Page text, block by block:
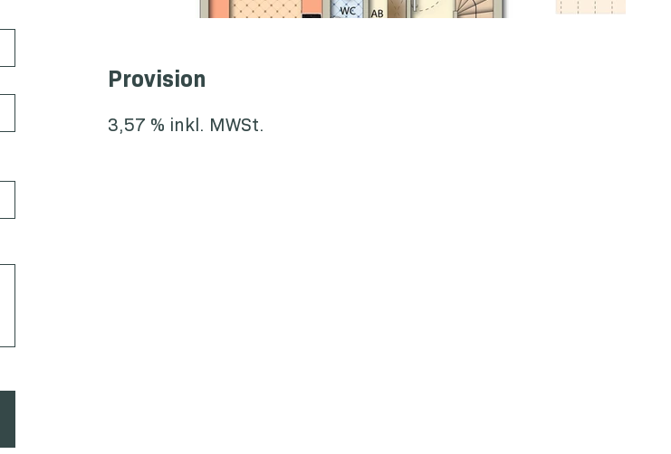
Provision
3,57 % inkl. MWSt.